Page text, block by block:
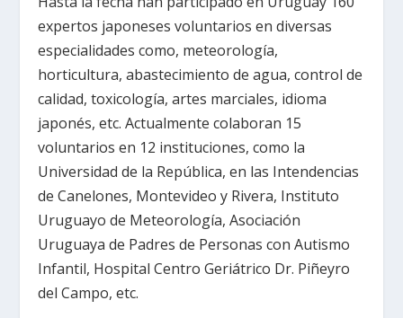
expertos japoneses voluntarios en diversas
especialidades como, meteorología,
horticultura, abastecimiento de agua, control de
calidad, toxicología, artes marciales, idioma
japonés, etc. Actualmente colaboran 15
voluntarios en 12 instituciones, como la
Universidad de la República, en las Intendencias
de Canelones, Montevideo y Rivera, Instituto
Uruguayo de Meteorología, Asociación
Uruguaya de Padres de Personas con Autismo
Infantil, Hospital Centro Geriátrico Dr. Piñeyro
del Campo, etc.